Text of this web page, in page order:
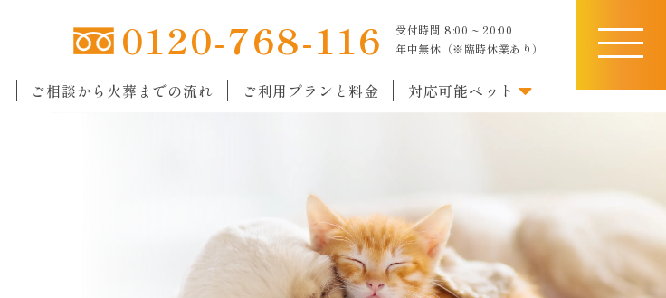
0120-768-116
受付時間 8:00 ~ 20:00
年中無休（※臨時休業あり）
ご相談から火葬までの流れ ご利用プランと料金 対応可能ペット
toggle